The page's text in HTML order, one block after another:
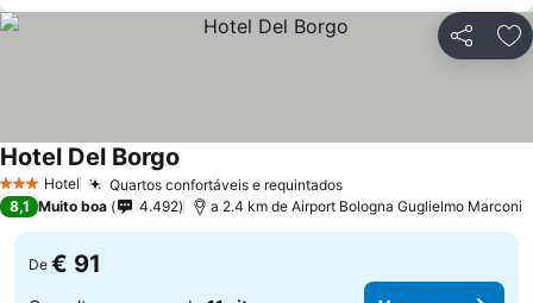
Partilhar
3 EstrelasHotel Quartos confortáveis e requintados
Hotel Del Borgo
8,1 Muito boa 4.492 a 2.4 km de Airport Bologna Guglielmo Marconi
De € 91